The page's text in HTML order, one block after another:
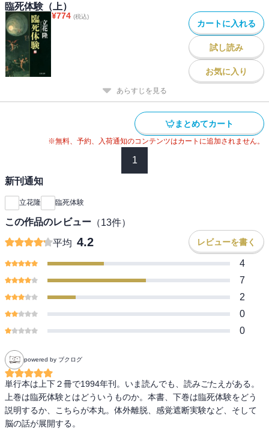
臨死体験（上）
¥774 (税込)
カートに入れる
試し読み
お気に入り
あらすじを見る
まとめてカート
※無料、予約、入荷通知のコンテンツはカートに追加されません。
1
新刊通知
立花隆 臨死体験
この作品のレビュー （13件）
平均 4.2 レビューを書く
4
7
2
0
0
powered by ブクログ
単行本は上下２冊で1994年刊。いま読んでも、読みごたえがある。
上巻は臨死体験とはどういうものか。本書、下巻は臨死体験をどう
説明するか、こちらが本丸。体外離脱、感覚遮断実験など、そして
脳の話が展開する。